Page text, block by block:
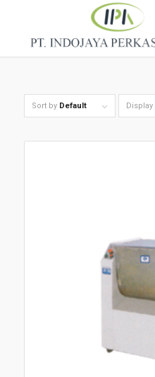
Sort by Default Display